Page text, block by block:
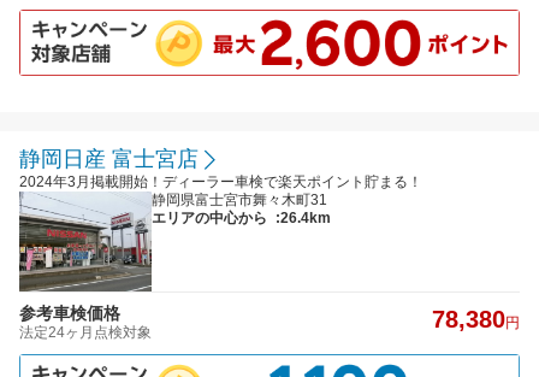
静岡日産 富士宮店
2024年3月掲載開始！ディーラー車検で楽天ポイント貯まる！
静岡県富士宮市舞々木町31
エリアの中心から
:26.4km
参考車検価格
法定24ヶ月点検対象 78,380円